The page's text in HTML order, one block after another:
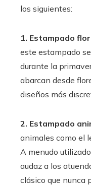
los siguientes:
1. Estampado
este estampado
durante la
abarcan desde
diseños más
2. Estampado
animales como el
A menudo
audaz a los
clásico que nunca